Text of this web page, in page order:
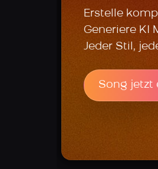
Erstelle
Generiere KI
Jeder Stil,
Song jetzt